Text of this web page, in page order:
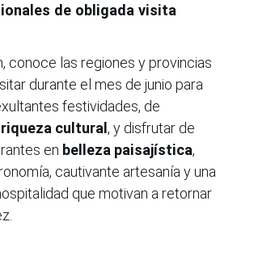
de obligada visita
conoce las regiones y provincias
durante el mes de junio para
festividades, de
riqueza cultural, y disfrutar de
en belleza paisajística,
cautivante artesanía y una
que motivan a retornar